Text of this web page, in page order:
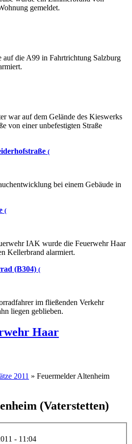
gemeldet.
auf die A99 in Fahrtrichtung Salzburg
war auf dem Gelände des Kieswerks
von einer unbefestigten Straße
(
bei einem Gebäude in
(
IAK wurde die Feuerwehr Haar
Kellerbrand alarmiert.
(B304) (
im fließenden Verkehr
liegen geblieben.
Haar
2011 » Feuermelder Altenheim
(Vaterstetten)
- 11:04